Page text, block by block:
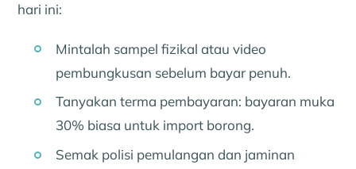
hari ini:
Mintalah sampel fizikal atau video
pembungkusan sebelum bayar penuh.
Tanyakan terma pembayaran: bayaran muka
30% biasa untuk import borong.
Semak polisi pemulangan dan jaminan